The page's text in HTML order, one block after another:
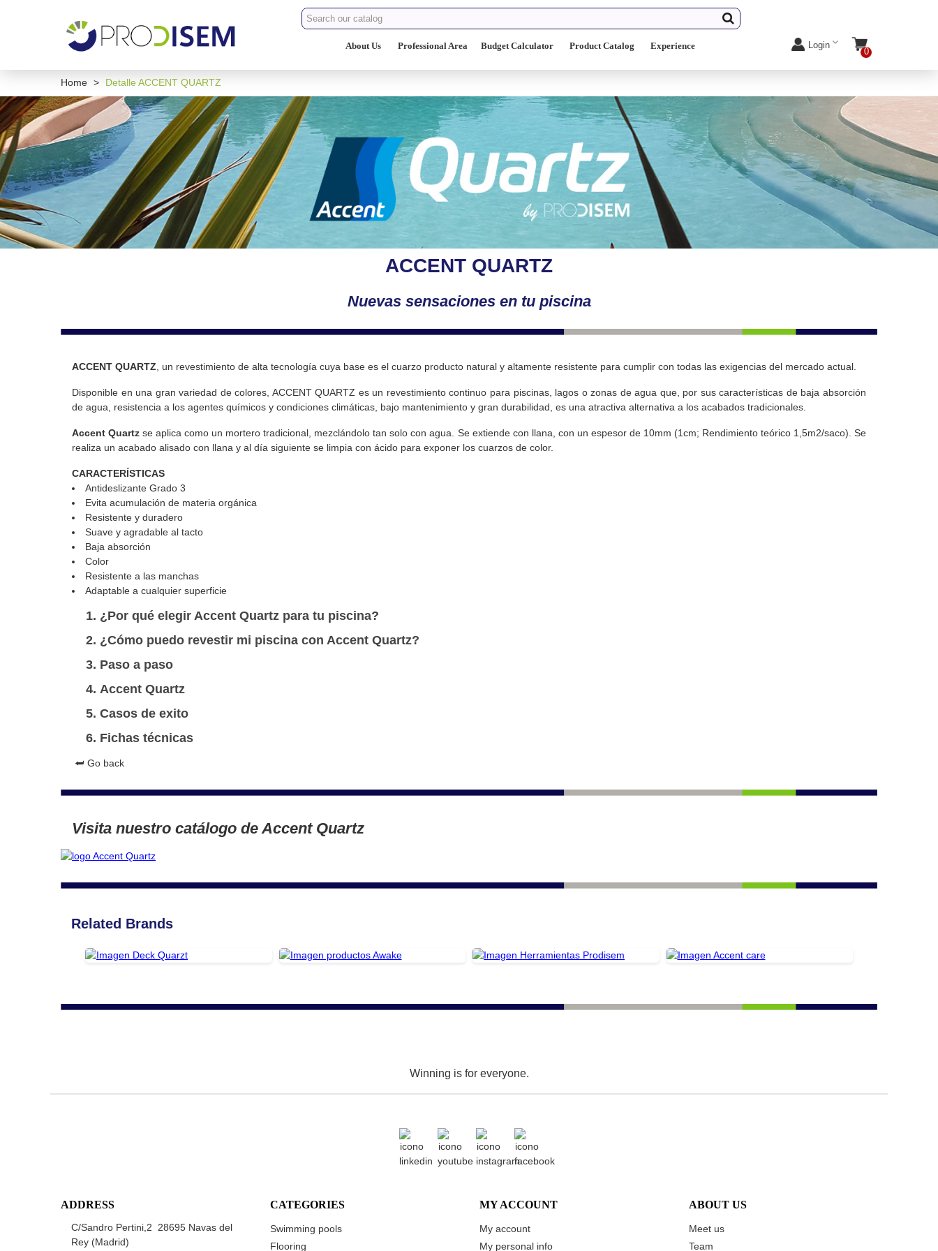
About Us Professional Area Budget Calculator Product Catalog Experience Login
0
Home > Detalle ACCENT QUARTZ
ACCENT QUARTZ
Nuevas sensaciones en tu piscina
ACCENT QUARTZ, un revestimiento de alta tecnología cuya base es el cuarzo producto natural y altamente resistente para cumplir con todas las exigencias del mercado actual.
Disponible en una gran variedad de colores, ACCENT QUARTZ es un revestimiento continuo para piscinas, lagos o zonas de agua que, por sus características de baja absorción
de agua, resistencia a los agentes químicos y condiciones climáticas, bajo mantenimiento y gran durabilidad, es una atractiva alternativa a los acabados tradicionales.
Accent Quartz se aplica como un mortero tradicional, mezclándolo tan solo con agua. Se extiende con llana, con un espesor de 10mm (1cm; Rendimiento teórico 1,5m2/saco). Se
realiza un acabado alisado con llana y al día siguiente se limpia con ácido para exponer los cuarzos de color.
CARACTERÍSTICAS
Antideslizante Grado 3
Evita acumulación de materia orgánica
Resistente y duradero
Suave y agradable al tacto
Baja absorción
Color
Resistente a las manchas
Adaptable a cualquier superficie
¿Por qué elegir Accent Quartz para tu piscina?
¿Cómo puedo revestir mi piscina con Accent Quartz?
Paso a paso
Accent Quartz
Casos de exito
Fichas técnicas
⮨ Go back
Visita nuestro catálogo de Accent Quartz
Related Brands
Winning is for everyone.
ADDRESS
C/Sandro Pertini,2 28695 Navas del
Rey (Madrid)
CATEGORIES
Swimming pools
Flooring
MY ACCOUNT
My account
My personal info
ABOUT US
Meet us
Team